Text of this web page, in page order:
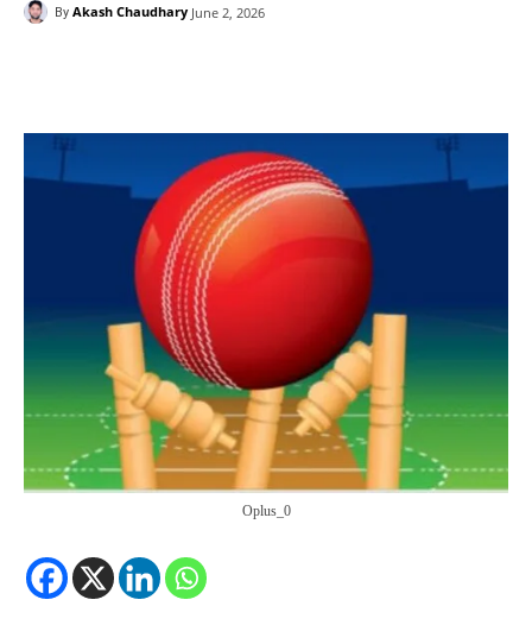
By Akash Chaudhary June 2, 2026
Oplus_0